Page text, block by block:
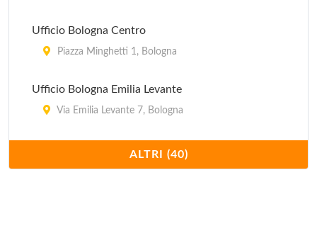
Ufficio Bologna Centro
Piazza Minghetti 1, Bologna
Ufficio Bologna Emilia Levante
Via Emilia Levante 7, Bologna
Ufficio Bologna Emilia Ponente
Via Aurelio Saffi 30/32, Bologna
ALTRI (40)